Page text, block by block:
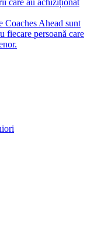
care au achiziționat
Coaches Ahead sunt
fiecare persoană care